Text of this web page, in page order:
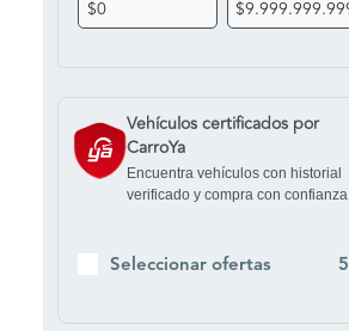
Vehículos certificados por
CarroYa
Encuentra vehículos con historial
verificado y compra con confianza.
Seleccionar ofertas 5